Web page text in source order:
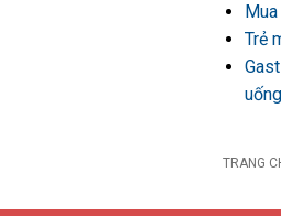
Trẻ
TRANG